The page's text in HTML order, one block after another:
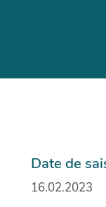
Date de
16.02.2023